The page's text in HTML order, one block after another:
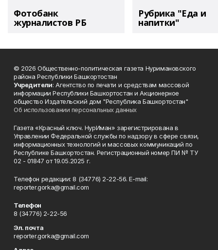
Фотобанк
журналистов РБ
Рубрика "Еда и
напитки"
© 2026 Общественно-политическая газета Нуримановского
района Республики Башкортостан
Учредители: Агентство по печати и средствам массовой
информации Республики Башкортостан и Акционерное
общество Издательский дом "Республика Башкортостан"
Об использовании персональных данных
Газета «Красный ключ. НурИман» зарегистрирована в
Управлении Федеральной службы по надзору в сфере связи,
информационных технологий и массовых коммуникаций по
Республике Башкортостан. Регистрационный номер ПИ № ТУ
02 - 01847 от 19.05.2025 г.
Телефон редакции: 8 (34776) 2-22-56. E-mail:
reporter.gorka@gmail.com
Телефон
8 (34776) 2-22-56
Эл. почта
reporter.gorka@gmail.com